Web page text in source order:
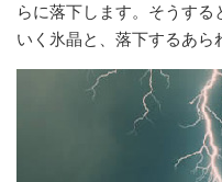
らに落下します。そうす
いく氷晶と、落下するあら